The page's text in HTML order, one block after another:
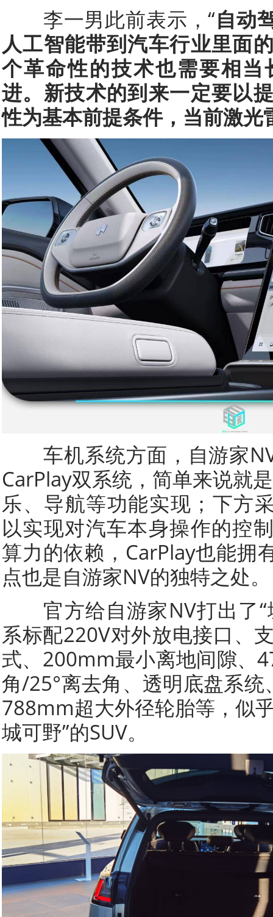
李一男此前表示，“自动
人工智能带到汽车行业里面
个革命性的技术也需要相
进。新技术的到来一定要以
性为基本前提条件，当前激光
车机系统方面，自游家NV
CarPlay双系统，简单来说就
乐、导航等功能实现；下方
以实现对汽车本身操作的控
算力的依赖，CarPlay也能拥
点也是自游家NV的独特之处。
官方给自游家NV打出了“
系标配220V对外放电接口、
式、200mm最小离地间隙、
角/25°离去角、透明底盘系
788mm超大外径轮胎等，似
城可野”的SUV。